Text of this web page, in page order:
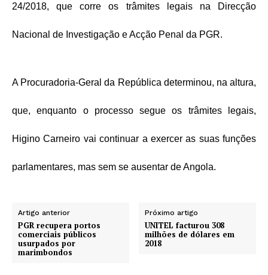
24/2018, que corre os trâmites legais na Direcção
Nacional de Investigação e Acção Penal da PGR.
A Procuradoria-Geral da República determinou, na altura,
que, enquanto o processo segue os trâmites legais,
Higino Carneiro vai continuar a exercer as suas funções
parlamentares, mas sem se ausentar de Angola.
Artigo anterior
PGR recupera portos
comerciais públicos
usurpados por
marimbondos
Próximo artigo
UNITEL facturou 308
milhões de dólares em
2018